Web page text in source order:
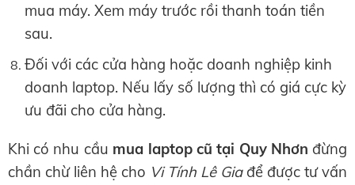
mua máy. Xem máy trước rồi thanh toán tiền
sau.
Đối với các cửa hàng hoặc doanh nghiệp kinh
doanh laptop. Nếu lấy số lượng thì có giá cực kỳ
ưu đãi cho cửa hàng.
Khi có nhu cầu mua laptop cũ tại Quy Nhơn đừng
chần chừ liên hệ cho Vi Tính Lê Giađể được tư vấn